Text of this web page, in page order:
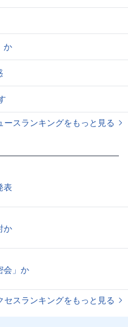
か
ースランキングをもっと見る
表
か
会」か
セスランキングをもっと見る